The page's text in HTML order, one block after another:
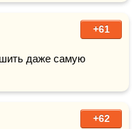
+61
даже самую
+62